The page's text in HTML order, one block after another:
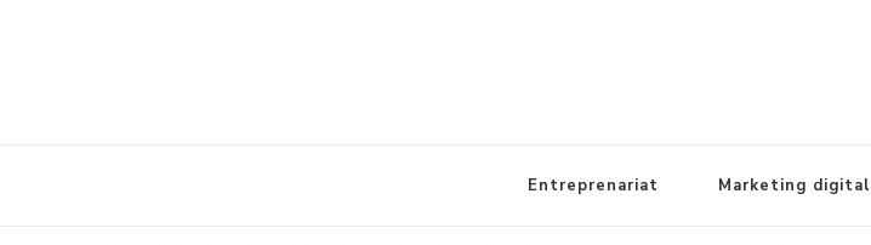
Entreprenariat Marketing digital